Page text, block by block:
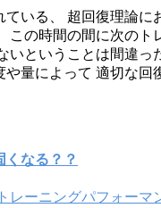
いる、 超回復理論に
この時間の間に次のト
いということは間違っ
や量によって 適切な
くなる？？
トレーニングパフォーマ